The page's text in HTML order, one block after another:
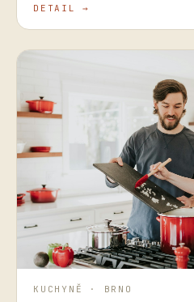
DETAIL →
KUCHYNĚ · BRNO